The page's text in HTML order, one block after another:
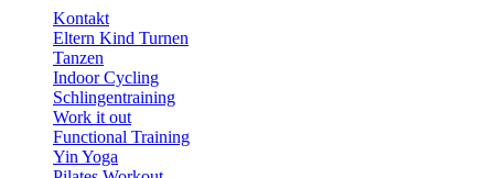
Kontakt
Eltern Kind Turnen
Tanzen
Indoor Cycling
Schlingentraining
Work it out
Functional Training
Yin Yoga